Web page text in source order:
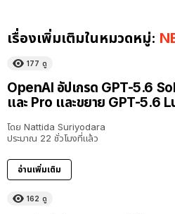
เรื่องเพิ่มเติมในหมวดหมู่:
177 ดู
OpenAI อัปเกรด GPT-5.6
และ Pro และขยาย GPT-5.6
โดย Nattida Suriyodara
ประมาณ 22 ชั่วโมงที่แล้ว
อ่านเพิ่มเติม
162 ดู